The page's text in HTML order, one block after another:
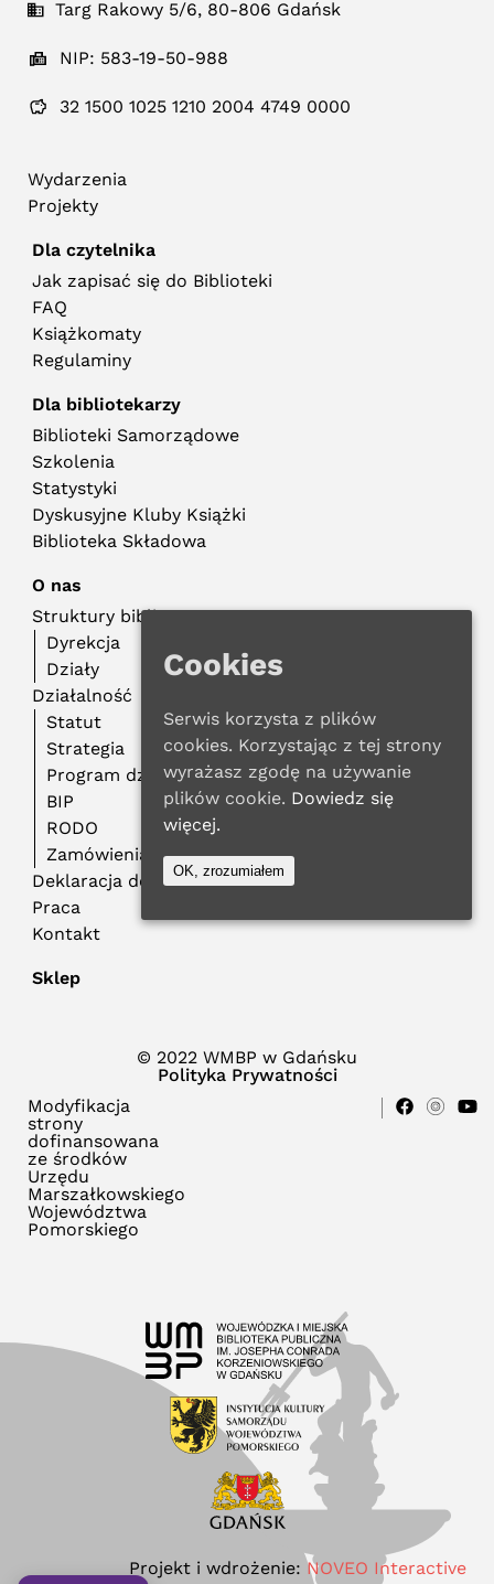
Targ Rakowy 5/6, 80-806 Gdańsk
NIP: 583-19-50-988
32 1500 1025 1210 2004 4749 0000
Wydarzenia
Projekty
Dla czytelnika
Jak zapisać się do Biblioteki
FAQ
Książkomaty
Regulaminy
Dla bibliotekarzy
Biblioteki Samorządowe
Szkolenia
Statystyki
Dyskusyjne Kluby Książki
Biblioteka Składowa
O nas
Struktury biblioteczne
Dyrekcja
Działy
Działalność
Statut
Strategia
Program działalności
BIP
RODO
Zamówienia publiczne
Deklaracja dostępności
Praca
Kontakt
Sklep
© 2022 WMBP w Gdańsku
Polityka Prywatności
Modyfikacja
strony
dofinansowana
ze środków
Urzędu
Marszałkowskiego
Województwa
Pomorskiego
Projekt i wdrożenie: NOVEO Interactive
Cookies
Serwis korzysta z plików
cookies. Korzystając z tej strony
wyrażasz zgodę na używanie
plików cookie. Dowiedz się
więcej.
OK, zrozumiałem